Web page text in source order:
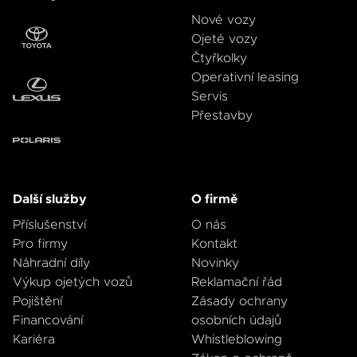
Nové vozy
Ojeté vozy
Čtyřkolky
Operativní leasing
Servis
Přestavby
Další služby
Příslušenství
Pro firmy
Náhradní díly
Výkup ojetých vozů
Pojištění
Financování
Kariéra
O firmě
O nás
Kontakt
Novinky
Reklamační řád
Zásady ochrany
osobních údajů
Whistleblowing